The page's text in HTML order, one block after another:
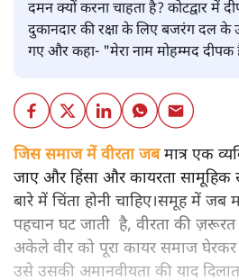
दमन क्यों करना चाहता है? कोटद्वार में
दुकानदार की रक्षा के लिए बजरंग दल के
गए और कहा- "मेरा नाम मोहम्मद दीपक
जिस समाज में वीरता जबमात्र एक
जाए और हिंसा और कायरता
बारे में चिंता होनी चाहिए।समूह में जब
पहचान घट जाती है, वीरता की
अकेले वीर को पूरा कायर समाज घेरकर
उसे उसकी अमानवीयता की याद